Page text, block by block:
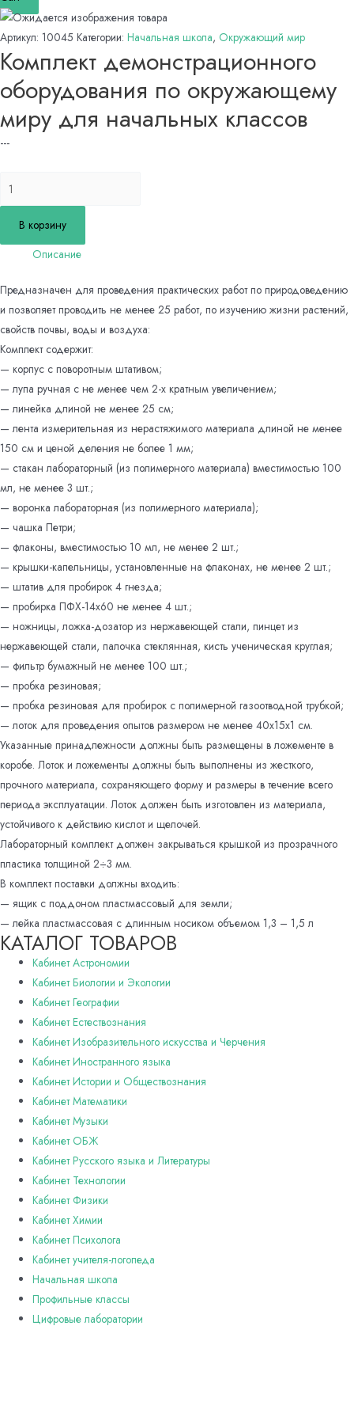
Артикул: 10045 Категории: Начальная школа, Окружающий мир
Комплект демонстрационного
оборудования по окружающему
миру для начальных классов
---
Количество
Комплект
демонстрационного
оборудования
окружающему
начальных
классов
В корзину
Описание
Предназначен для проведения практических работ по природоведению
и позволяет проводить не менее 25 работ, по изучению жизни растений,
свойств почвы, воды и воздуха:
Комплект содержит:
— корпус с поворотным штативом;
— лупа ручная с не менее чем 2-х кратным увеличением;
— линейка длиной не менее 25 см;
— лента измерительная из нерастяжимого материала длиной не менее
150 см и ценой деления не более 1 мм;
— стакан лабораторный (из полимерного материала) вместимостью 100
мл, не менее 3 шт.;
— воронка лабораторная (из полимерного материала);
— чашка Петри;
— флаконы, вместимостью 10 мл, не менее 2 шт.;
— крышки-капельницы, установленные на флаконах, не менее 2 шт.;
— штатив для пробирок 4 гнезда;
— пробирка ПФХ-14х60 не менее 4 шт.;
— ножницы, ложка-дозатор из нержавеющей стали, пинцет из
нержавеющей стали, палочка стеклянная, кисть ученическая круглая;
— фильтр бумажный не менее 100 шт.;
— пробка резиновая;
— пробка резиновая для пробирок с полимерной газоотводной трубкой;
— лоток для проведения опытов размером не менее 40х15х1 см.
Указанные принадлежности должны быть размещены в ложементе в
коробе. Лоток и ложементы должны быть выполнены из жесткого,
прочного материала, сохраняющего форму и размеры в течение всего
периода эксплуатации. Лоток должен быть изготовлен из материала,
устойчивого к действию кислот и щелочей.
Лабораторный комплект должен закрываться крышкой из прозрачного
пластика толщиной 2÷3 мм.
В комплект поставки должны входить:
— ящик с поддоном пластмассовый для земли;
— лейка пластмассовая с длинным носиком объемом 1,3 – 1,5 л
КАТАЛОГ ТОВАРОВ
Кабинет Астрономии
Кабинет Биологии и Экологии
Кабинет Географии
Кабинет Естествознания
Кабинет Изобразительного искусства и Черчения
Кабинет Иностранного языка
Кабинет Истории и Обществознания
Кабинет Математики
Кабинет Музыки
Кабинет ОБЖ
Кабинет Русского языка и Литературы
Кабинет Технологии
Кабинет Физики
Кабинет Химии
Кабинет Психолога
Кабинет учителя-логопеда
Начальная школа
Профильные классы
Цифровые лаборатории